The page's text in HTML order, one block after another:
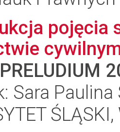
pojęcia
PRELUDIUM
Sara